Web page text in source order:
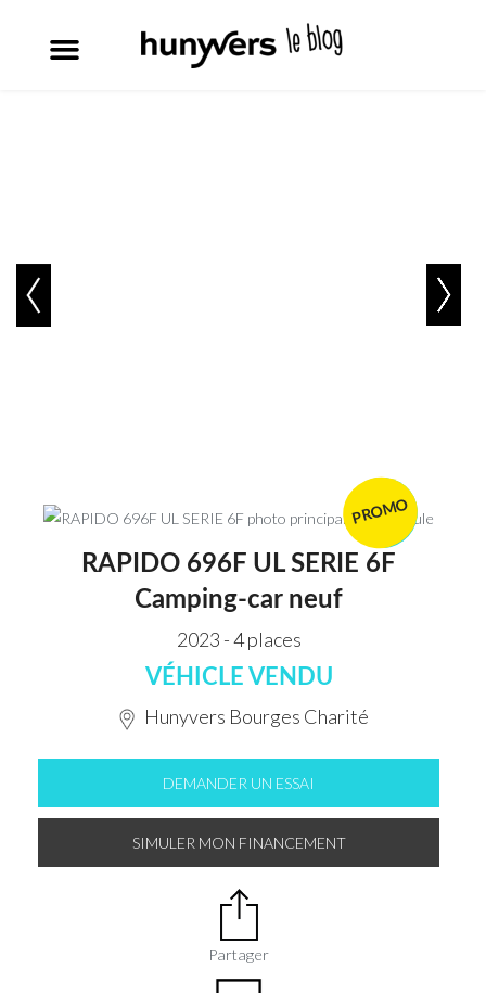
VENDU
PROMO
RAPIDO 696F UL SERIE 6F
Camping-car neuf
2023 - 4 places
VÉHICLE VENDU
Hunyvers Bourges Charité
DEMANDER UN ESSAI
SIMULER MON FINANCEMENT
Partager